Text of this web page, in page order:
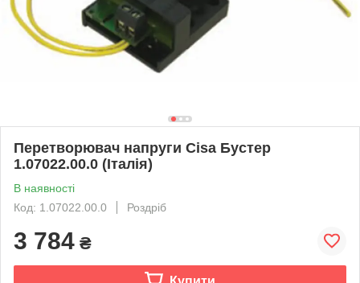
Перетворювач напруги Cisa Бустер
1.07022.00.0 (Італія)
В наявності
Код: 1.07022.00.0
Роздріб
3 784 ₴